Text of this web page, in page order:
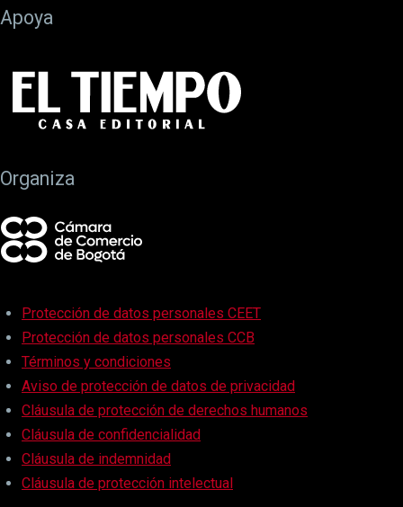
Apoya
Organiza
Protección de datos personales CEET
Protección de datos personales CCB
Términos y condiciones
Aviso de protección de datos de privacidad
Cláusula de protección de derechos humanos
Cláusula de confidencialidad
Cláusula de indemnidad
Cláusula de protección intelectual